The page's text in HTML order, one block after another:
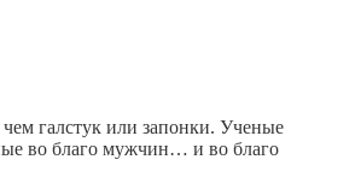
галстук или запонки. Ученые
во благо мужчин… и во благо